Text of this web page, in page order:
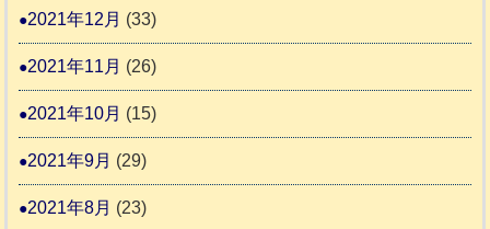
2021年12月 (33)
2021年11月 (26)
2021年10月 (15)
2021年9月 (29)
2021年8月 (23)